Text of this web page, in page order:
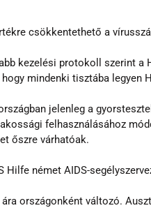
csökkentethető a
kezelési protokoll szerint a
mindenki tisztába legyen
jelenleg a
felhasználásához
őszre várhatóak.
Hilfe német AIDS-
országonként változó.